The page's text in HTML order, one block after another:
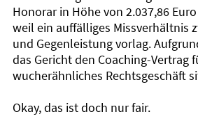
Honorar in Höhe von 2.037,86
weil ein auffälliges Missverhältnis
und Gegenleistung vorlag.
das Gericht den Coaching-Vertrag
wucherähnliches Rechtsgeschäft
Okay, das ist doch nur fair.